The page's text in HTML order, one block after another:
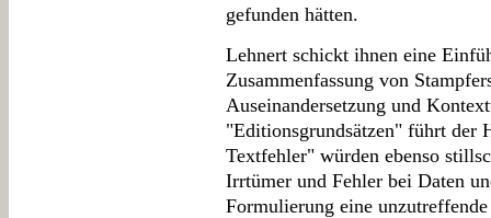
gefunden hätten.
Lehnert schickt ihnen eine
Zusammenfassung von
Auseinandersetzung und
"Editionsgrundsätzen" führt der
Textfehler" würden ebenso
Irrtümer und Fehler bei Daten
Formulierung eine